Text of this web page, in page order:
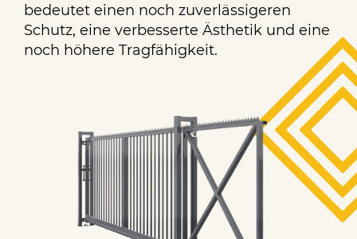
bedeutet einen noch zuverlässigeren
Schutz, eine verbesserte Ästhetik und eine
noch höhere Tragfähigkeit.